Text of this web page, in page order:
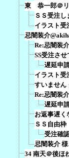
東 恭一郎＠リ
ＳＳ受注
イラスト受
忌闇装介
Re:忌闇装
SS受注さ
遅延申
イラスト受
すいません
Re:忌闇装
遅延申
お返事遅く
ＳＳ自由
受注確
忌闇装介
34 南天＠後ほ